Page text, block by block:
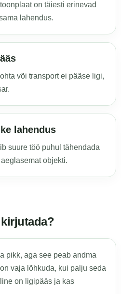
on täiesti erinevad
lahendus.
või transport ei pääse ligi,
lahendus
suure töö puhul tähendada
objekti.
pikk, aga see peab andma
vaja lõhkuda, kui palju seda
on ligipääs ja kas